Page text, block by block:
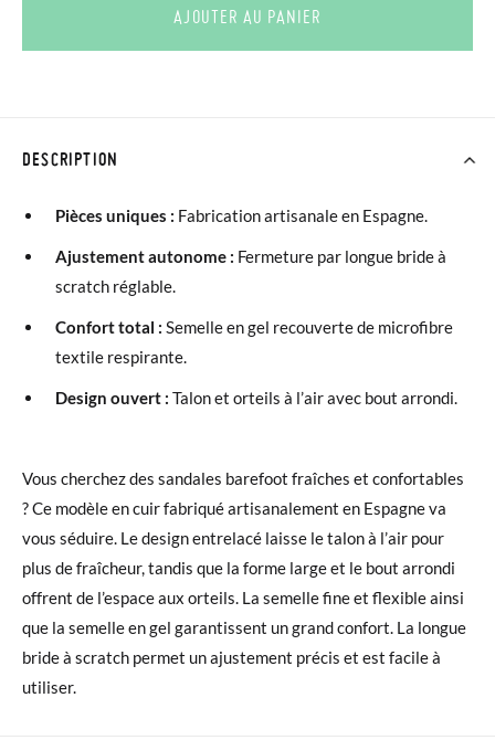
AJOUTER AU PANIER
DESCRIPTION
Pièces uniques : Fabrication artisanale en Espagne.
Ajustement autonome : Fermeture par longue bride à
scratch réglable.
Confort total : Semelle en gel recouverte de microfibre
textile respirante.
Design ouvert : Talon et orteils à l’air avec bout arrondi.
Vous cherchez des sandales barefoot fraîches et confortables
? Ce modèle en cuir fabriqué artisanalement en Espagne va
vous séduire. Le design entrelacé laisse le talon à l’air pour
plus de fraîcheur, tandis que la forme large et le bout arrondi
offrent de l’espace aux orteils. La semelle fine et flexible ainsi
que la semelle en gel garantissent un grand confort. La longue
bride à scratch permet un ajustement précis et est facile à
utiliser.